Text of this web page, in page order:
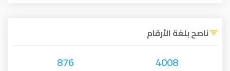
ناصح بلغة الأرقام
4008
876